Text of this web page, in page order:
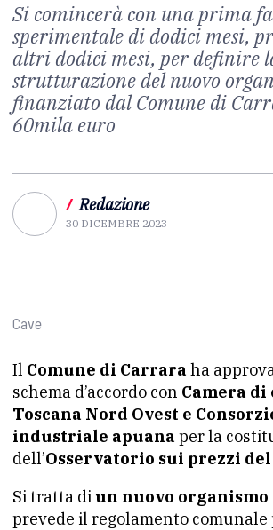
Si comincerà con una prima
sperimentale di dodici mesi,
altri dodici mesi, per definire
strutturazione del nuovo
finanziato dal Comune di
60mila euro
/ Redazione
30 DICEMBRE 2023
Cave
Il Comune di Carrara ha
schema d’accordo con Camera
Toscana Nord Ovest e
industriale apuana per la
dell’Osservatorio sui prezzi
Si tratta di un nuovo organismo
prevede il regolamento comunale